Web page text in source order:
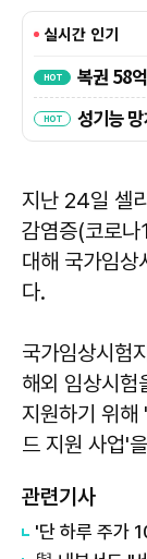
지난 24일 셀
감염증(코로나
대해 국가임상
다.
국가임상시험
해외 임상시험
지원하기 위
드 지원 사업'
관련기사